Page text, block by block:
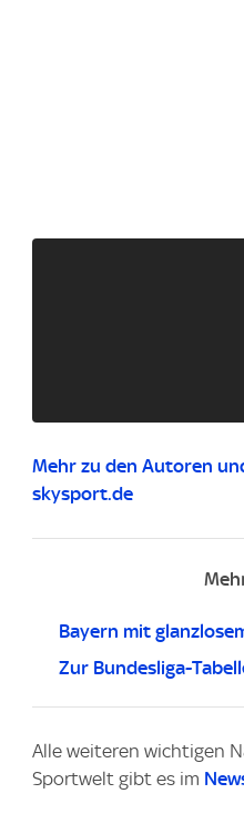
Mehr zu den Autoren
skysport.de
Bayern mit
Zur Bundesliga-
Alle weiteren wichtigen
Sportwelt gibt es im